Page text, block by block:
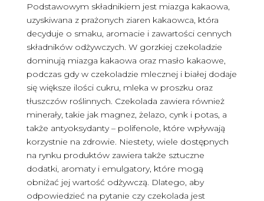
Podstawowym składnikiem jest miazga kakaowa,
uzyskiwana z prażonych ziaren kakaowca, która
decyduje o smaku, aromacie i zawartości cennych
składników odżywczych. W gorzkiej czekoladzie
dominują miazga kakaowa oraz masło kakaowe,
podczas gdy w czekoladzie mlecznej i białej dodaje
się większe ilości cukru, mleka w proszku oraz
tłuszczów roślinnych. Czekolada zawiera również
minerały, takie jak magnez, żelazo, cynk i potas, a
także antyoksydanty – polifenole, które wpływają
korzystnie na zdrowie. Niestety, wiele dostępnych
na rynku produktów zawiera także sztuczne
dodatki, aromaty i emulgatory, które mogą
obniżać jej wartość odżywczą. Dlatego, aby
odpowiedzieć na pytanie czy czekolada jest